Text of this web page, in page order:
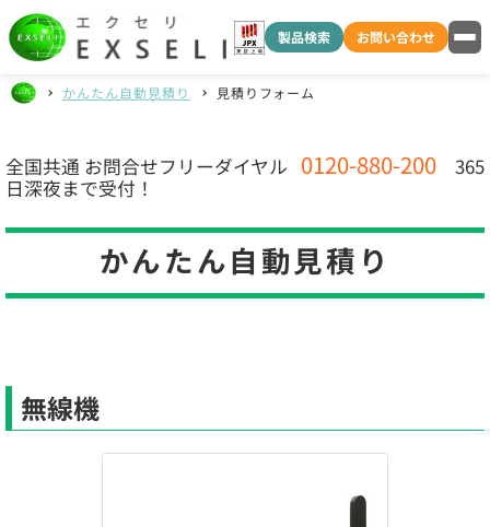
製品検索 お問い合わせ
かんたん自動見積り 見積りフォーム
全国共通 お問合せフリーダイヤル 0120-880-200 365
日深夜まで受付！
かんたん自動見積り
無線機